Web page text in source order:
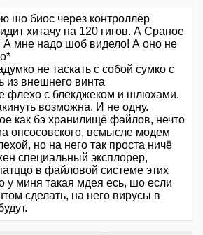
шо биос через контроллёр
хитачу на 120 гигов. А Сраное
А мне надо шоб видело! А оно не
не таскать с собой сумко с
из внешнего винта
флехо с блекджеком и шлюхами.
возможна. И не одну.
как бэ хранилищё файлов, нечто
опсосовского, всмысле модем
но на него так проста ничё
специальный эксплорер,
в файловой системе этих
у миня такая мдея есь, шо если
сделать, на него вирусы в